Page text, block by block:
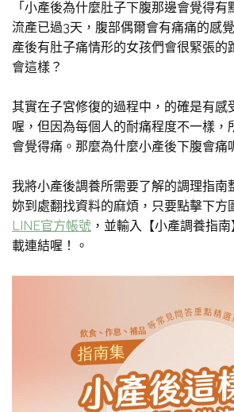
「小產後為什麼肚子下腹那邊會覺得
流產已過3天，腹部偶爾會有痛痛的感
產後有肚子痛情形的女孩們會很緊張的
會這樣？
其實在子宮修復的過程中，的確是有感
喔，但因為每個人的耐痛程度不一樣，
會覺得痛。那麼為什麼小產後下腹會痛
我將小產後調養所需要了解的調理指南
妳到處翻找資料的麻煩，只要點擊下方
LINE官方帳號 ，並輸入【小產調養指
載連結喔！。